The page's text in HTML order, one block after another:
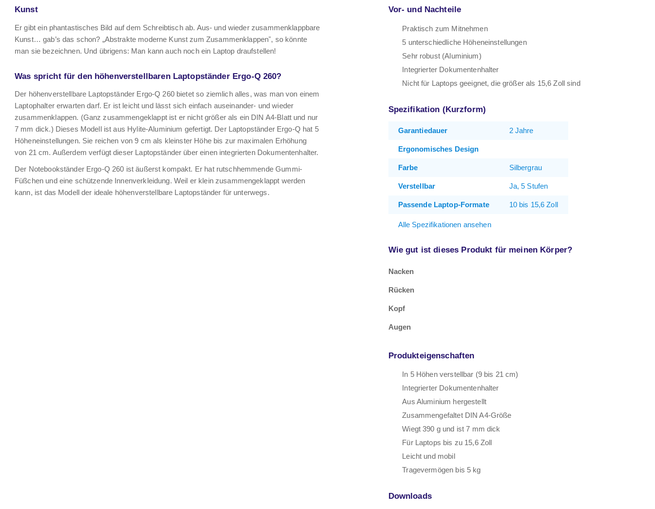
Kunst
Er gibt ein phantastisches Bild auf dem Schreibtisch ab. Aus- und wieder zusammenklappbare
Kunst… gab’s das schon? „Abstrakte moderne Kunst zum Zusammenklappenˮ, so könnte
man sie bezeichnen. Und übrigens: Man kann auch noch ein Laptop draufstellen!
Was spricht für den höhenverstellbaren Laptopständer Ergo-Q 260?
Der höhenverstellbare Laptopständer Ergo-Q 260 bietet so ziemlich alles, was man von einem
Laptophalter erwarten darf. Er ist leicht und lässt sich einfach auseinander- und wieder
zusammenklappen. (Ganz zusammengeklappt ist er nicht größer als ein DIN A4-Blatt und nur
7 mm dick.) Dieses Modell ist aus Hylite-Aluminium gefertigt. Der Laptopständer Ergo-Q hat 5
Höheneinstellungen. Sie reichen von 9 cm als kleinster Höhe bis zur maximalen Erhöhung
von 21 cm. Außerdem verfügt dieser Laptopständer über einen integrierten Dokumentenhalter.
Der Notebookständer Ergo-Q 260 ist äußerst kompakt. Er hat rutschhemmende Gummi-
Füßchen und eine schützende Innenverkleidung. Weil er klein zusammengeklappt werden
kann, ist das Modell der ideale höhenverstellbare Laptopständer für unterwegs.
Vor- und Nachteile
Praktisch zum Mitnehmen
5 unterschiedliche Höheneinstellungen
Sehr robust (Aluminium)
Integrierter Dokumentenhalter
Nicht für Laptops geeignet, die größer als 15,6 Zoll sind
Spezifikation (Kurzform)
Garantiedauer 2 Jahre
Ergonomisches Design
Farbe Silbergrau
Verstellbar Ja, 5 Stufen
Passende Laptop-Formate 10 bis 15,6 Zoll
Alle Spezifikationen ansehen
Wie gut ist dieses Produkt für meinen Körper?
Nacken
Rücken
Kopf
Augen
Produkteigenschaften
In 5 Höhen verstellbar (9 bis 21 cm)
Integrierter Dokumentenhalter
Aus Aluminium hergestellt
Zusammengefaltet DIN A4-Größe
Wiegt 390 g und ist 7 mm dick
Für Laptops bis zu 15,6 Zoll
Leicht und mobil
Tragevermögen bis 5 kg
Downloads